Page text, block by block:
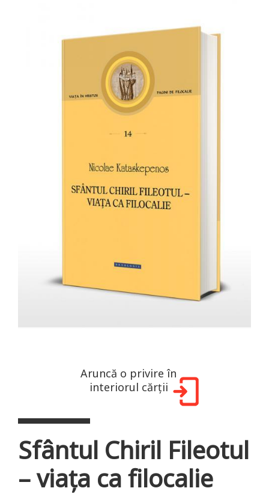
Aruncă o privire în
interiorul cărții
Sfântul Chiril Fileotul
– viața ca filocalie